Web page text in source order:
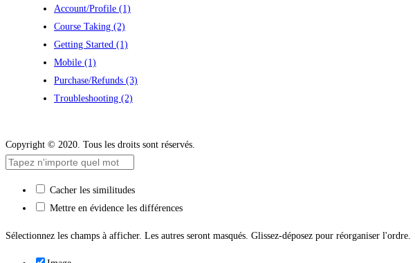
Account/Profile (1)
Course Taking (2)
Getting Started (1)
Mobile (1)
Purchase/Refunds (3)
Troubleshooting (2)
Copyright © 2020. Tous les droits sont réservés.
Cacher les similitudes
Mettre en évidence les différences
Sélectionnez les champs à afficher. Les autres seront masqués. Glissez-déposez pour réorganiser l'ordre.